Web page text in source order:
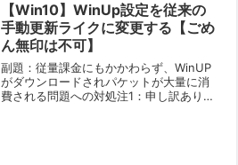
【Win10】WinUp設定を従来の
手動更新ライクに変更する【ごめ
ん無印は不可】
副題：従量課金にもかかわらず、WinUP
がダウンロードされパケットが大量に消
費される問題への対処注1：申し訳ありま